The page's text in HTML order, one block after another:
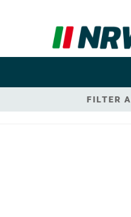
FILTER